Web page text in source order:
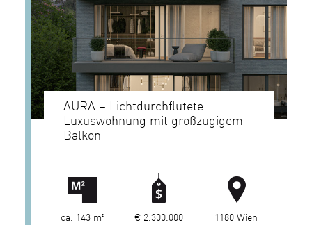
AURA – Lichtdurchflutete
Luxuswohnung mit großzügigem
Balkon
ca. 143 m² € 2.300.000 1180 Wien